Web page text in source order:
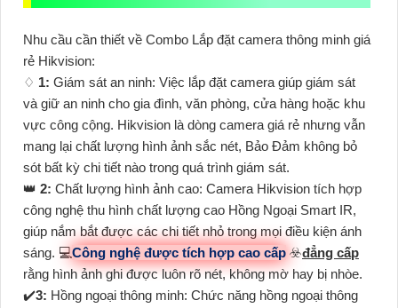
Nhu cầu cần thiết về Combo Lắp đặt camera thông minh giá
rẻ Hikvision:
♢ 1: Giám sát an ninh: Việc lắp đặt camera giúp giám sát
và giữ an ninh cho gia đình, văn phòng, cửa hàng hoặc khu
vực công cộng. Hikvision là dòng camera giá rẻ nhưng vẫn
mang lại chất lượng hình ảnh sắc nét, Bảo Đảm không bỏ
sót bất kỳ chi tiết nào trong quá trình giám sát.
👑 2: Chất lượng hình ảnh cao: Camera Hikvision tích hợp
công nghệ thu hình chất lượng cao Hồng Ngoại Smart IR,
giúp nắm bắt được các chi tiết nhỏ trong mọi điều kiện ánh
sáng. 💻Công nghệ được tích hợp cao cấp ☣️đẳng cấp
rằng hình ảnh ghi được luôn rõ nét, không mờ hay bị nhòe.
✔️3: Hồng ngoại thông minh: Chức năng hồng ngoại thông